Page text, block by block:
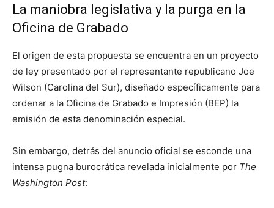
La maniobra legislativa y la purga en la
Oficina de Grabado
El origen de esta propuesta se encuentra en un proyecto
de ley presentado por el representante republicano Joe
Wilson (Carolina del Sur), diseñado específicamente para
ordenar a la Oficina de Grabado e Impresión (BEP) la
emisión de esta denominación especial.
Sin embargo, detrás del anuncio oficial se esconde una
intensa pugna burocrática revelada inicialmente por The
Washington Post: